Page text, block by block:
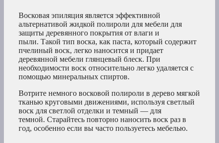
Восковая эпиляция является эффективной
альтернативой жидкой полироли для мебели для
защиты деревянного покрытия от влаги и
пыли. Такой тип воска, как паста, который содержит
пчелиный воск, легко наносится и придает
деревянной мебели глянцевый блеск. При
необходимости воск относительно легко удаляется с
помощью минеральных спиртов.
Вотрите немного восковой полироли в дерево мягкой
тканью круговыми движениями, используя светлый
воск для светлой отделки и темный — для
темной. Старайтесь повторно наносить воск раз в
год, особенно если вы часто пользуетесь мебелью.